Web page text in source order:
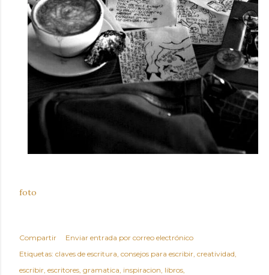
foto
Compartir
Enviar entrada por correo electrónico
Etiquetas: claves de escritura consejos para escribir creatividad
escribir escritores gramatica inspiracion libros